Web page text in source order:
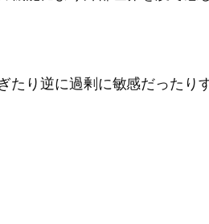
り逆に過剰に敏感だった